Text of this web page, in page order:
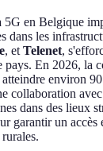
en Belgique
dans les
, et Telenet,
pays. En 2026, la
environ
collaboration
dans des lieux
garantir un accès